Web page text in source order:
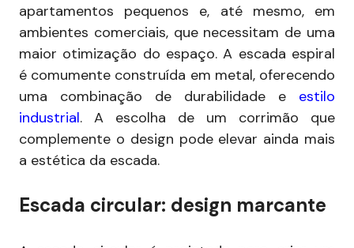
apartamentos pequenos e, até mesmo, em
ambientes comerciais, que necessitam de uma
maior otimização do espaço. A escada espiral
é comumente construída em metal, oferecendo
uma combinação de durabilidade e estilo
industrial. A escolha de um corrimão que
complemente o design pode elevar ainda mais
a estética da escada.
Escada circular: design marcante